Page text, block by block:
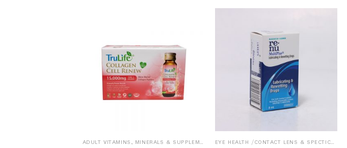
ADULT VITAMINS, MINERALS & SUPPLEMENTS EYE HEALTH /CONTACT LENS & SPECTICALS